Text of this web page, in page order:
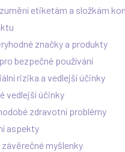
etiketám a složkám
značky a produkty
bezpečné používání
rizika a vedlejší účinky
vedlejší účinky
zdravotní problémy
aspekty
závěrečné myšlenky